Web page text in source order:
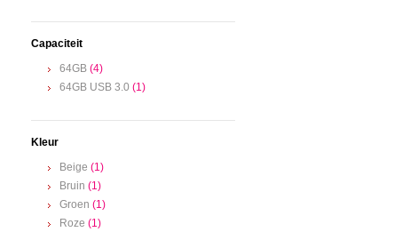
Capaciteit
64GB (4)
64GB USB 3.0 (1)
Kleur
Beige (1)
Bruin (1)
Groen (1)
Roze (1)